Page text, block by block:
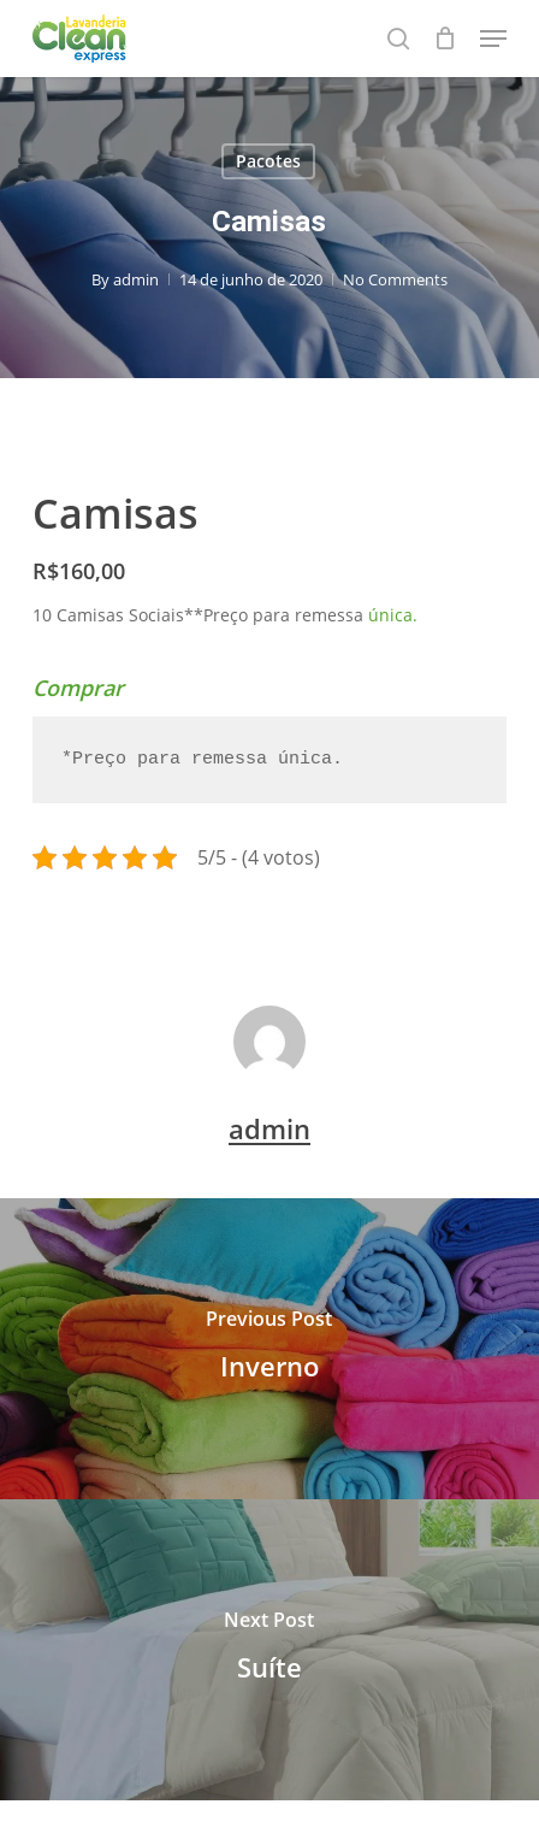
main
content
search
Menu
Pacotes
Camisas
Byadmin 14 de junho de 2020 No Comments
Camisas
R$160,00
10 Camisas Sociais**Preço para remessa única.
Comprar
*Preço para remessa única.
5/5 - (4 votos)
admin
Previous Post
Inverno
Next Post
Suíte